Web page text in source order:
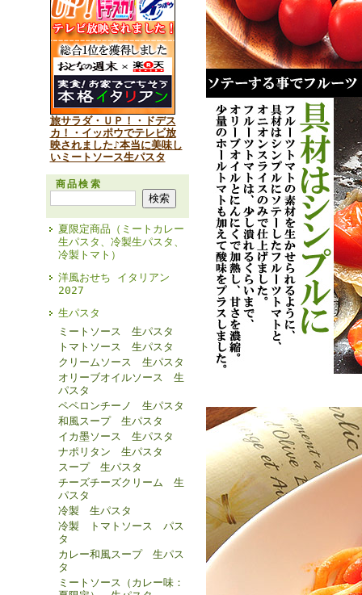
旅サラダ・ＵＰ！・ドデス
カ！・イッポウでテレビ放
映されました♪本当に美味し
いミートソース生パスタ
商品検索
夏限定商品（ミートカレー
生パスタ、冷製生パスタ、
冷製トマト）
洋風おせち イタリアン
2027
生パスタ
ミートソース 生パスタ
トマトソース 生パスタ
クリームソース 生パスタ
オリーブオイルソース 生
パスタ
ペペロンチーノ 生パスタ
和風スープ 生パスタ
イカ墨ソース 生パスタ
ナポリタン 生パスタ
スープ 生パスタ
チーズチーズクリーム 生
パスタ
冷製 生パスタ
冷製 トマトソース パス
タ
カレー和風スープ 生パス
タ
ミートソース（カレー味：